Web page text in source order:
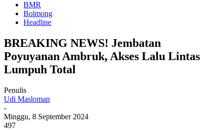
BMR
Bolmong
Headline
BREAKING NEWS! Jembatan
Poyuyanan Ambruk, Akses Lalu Lintas
Lumpuh Total
Penulis
Udi Masloman
-
Minggu, 8 September 2024
497